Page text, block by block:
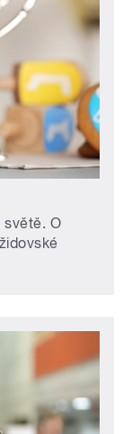
světě. O